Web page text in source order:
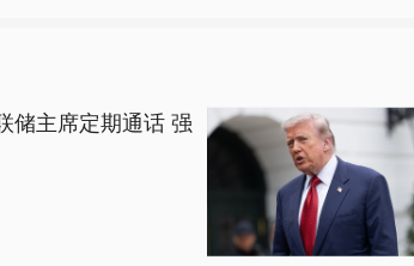
储主席定期通话 强